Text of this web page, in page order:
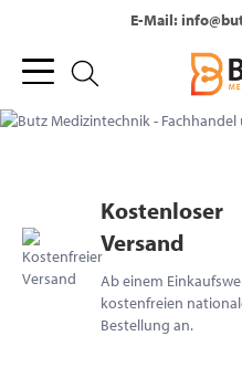
Tel.: +49 (0) 2236 - 330 860
E-Mail:
Kostenloser
Versand
Ab einem
kostenfreien
Bestellung an.